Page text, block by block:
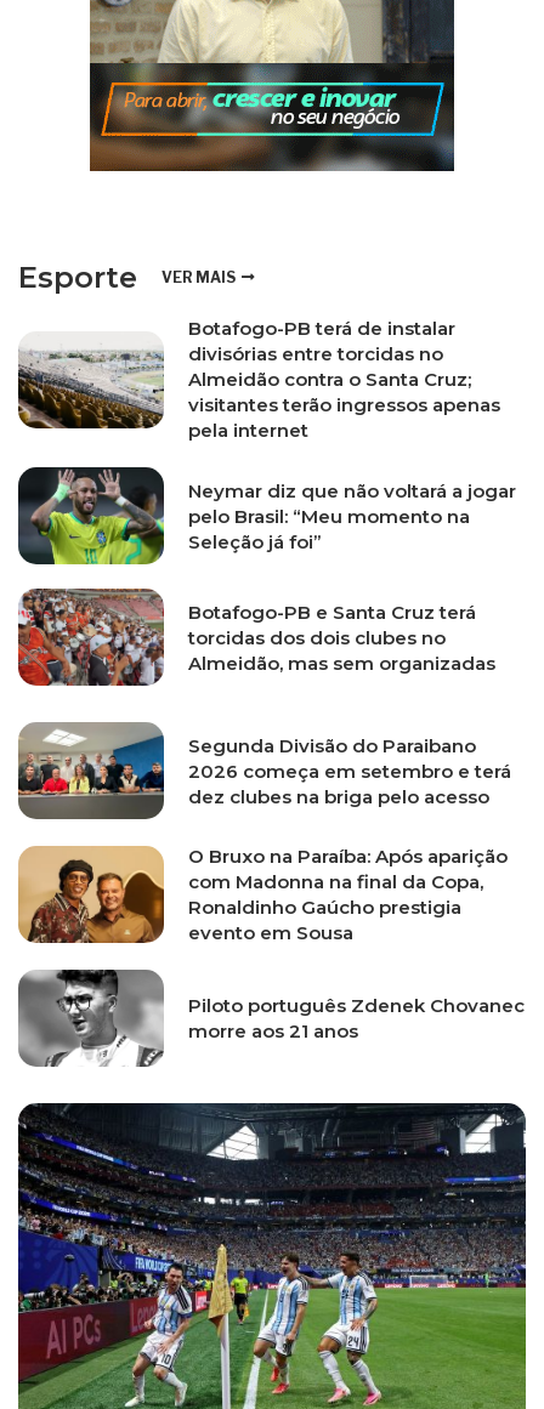
Esporte VER MAIS
Botafogo-PB terá de instalar
divisórias entre torcidas no
Almeidão contra o Santa Cruz;
visitantes terão ingressos apenas
pela internet
Neymar diz que não voltará a jogar
pelo Brasil: “Meu momento na
Seleção já foi”
Botafogo-PB e Santa Cruz terá
torcidas dos dois clubes no
Almeidão, mas sem organizadas
Segunda Divisão do Paraibano
2026 começa em setembro e terá
dez clubes na briga pelo acesso
O Bruxo na Paraíba: Após aparição
com Madonna na final da Copa,
Ronaldinho Gaúcho prestigia
evento em Sousa
Piloto português Zdenek Chovanec
morre aos 21 anos